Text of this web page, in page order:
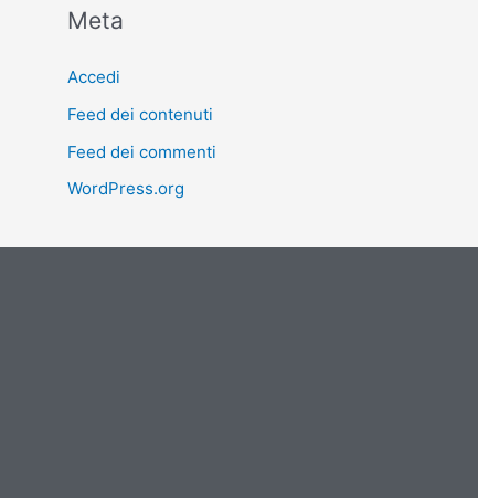
Meta
Accedi
Feed dei contenuti
Feed dei commenti
WordPress.org